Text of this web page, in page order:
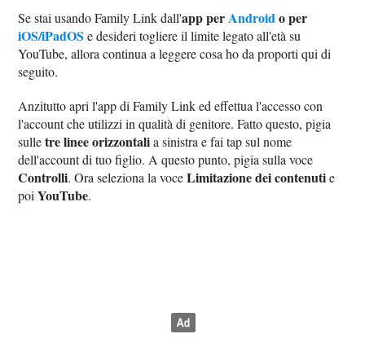
Se stai usando Family Link dall'app per Android o per
iOS/iPadOS e desideri togliere il limite legato all'età su
YouTube, allora continua a leggere cosa ho da proporti qui di
seguito.
Anzitutto apri l'app di Family Link ed effettua l'accesso con
l'account che utilizzi in qualità di genitore. Fatto questo, pigia
sulletre linee orizzontalia sinistra e fai tap sul nome
dell'account di tuo figlio. A questo punto, pigia sulla voce
Controlli. Ora seleziona la voceLimitazione dei contenutie
poiYouTube.